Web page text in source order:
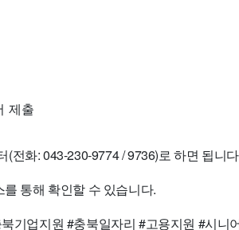
제출
전화: 043-230-9774 / 9736)로 하면 됩니
통해 확인할 수 있습니다.
기업지원 #충북일자리 #고용지원 #시니